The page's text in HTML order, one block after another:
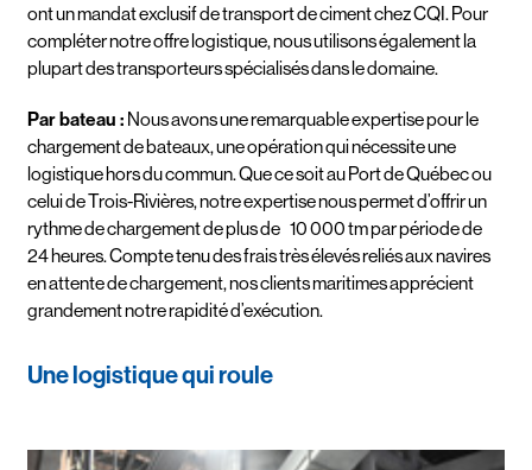
ont un mandat exclusif de transport de ciment chez CQI. Pour
compléter notre offre logistique, nous utilisons également la
plupart des transporteurs spécialisés dans le domaine.
Par bateau : Nous avons une remarquable expertise pour le
chargement de bateaux, une opération qui nécessite une
logistique hors du commun. Que ce soit au Port de Québec ou
celui de Trois-Rivières, notre expertise nous permet d’offrir un
rythme de chargement de plus de 10 000 tm par période de
24 heures. Compte tenu des frais très élevés reliés aux navires
en attente de chargement, nos clients maritimes apprécient
grandement notre rapidité d’exécution.
Une logistique qui roule